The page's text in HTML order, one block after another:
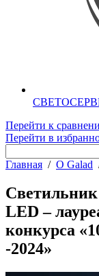
Перейти к
Перейти в
Главная / О Galad
LED –
конкурса
-2024»